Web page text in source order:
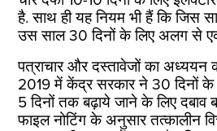
है. साथ ही यह नियम भी हैं कि जिस
उस साल 30 दिनों के लिए अलग से
पत्राचार और दस्तावेजों का अध्ययन
2019 में केंद्र सरकार ने 30 दिनों
5 दिनों तक बढ़ाये जाने के लिए दबाव
फाइल नोटिंग के अनुसार तत्कालीन